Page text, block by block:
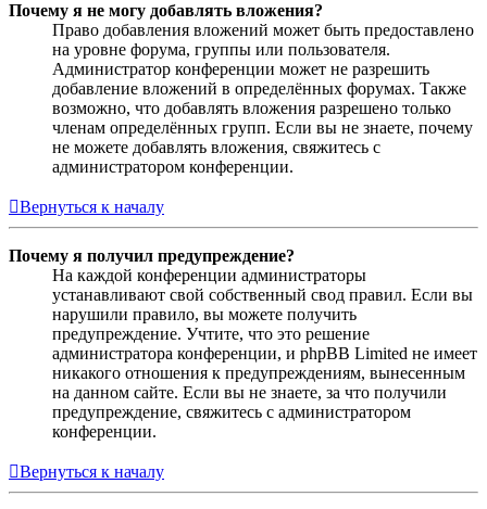
Почему я не могу добавлять вложения?
Право добавления вложений может быть предоставлено
на уровне форума, группы или пользователя.
Администратор конференции может не разрешить
добавление вложений в определённых форумах. Также
возможно, что добавлять вложения разрешено только
членам определённых групп. Если вы не знаете, почему
не можете добавлять вложения, свяжитесь с
администратором конференции.
Вернуться к началу
Почему я получил предупреждение?
На каждой конференции администраторы
устанавливают свой собственный свод правил. Если вы
нарушили правило, вы можете получить
предупреждение. Учтите, что это решение
администратора конференции, и phpBB Limited не имеет
никакого отношения к предупреждениям, вынесенным
на данном сайте. Если вы не знаете, за что получили
предупреждение, свяжитесь с администратором
конференции.
Вернуться к началу